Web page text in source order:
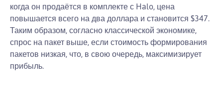
когда он продаётся в комплекте с Halo, цена
повышается всего на два доллара и становится $347.
Таким образом, согласно классической экономике,
спрос на пакет выше, если стоимость формирования
пакетов низкая, что, в свою очередь, максимизирует
прибыль.